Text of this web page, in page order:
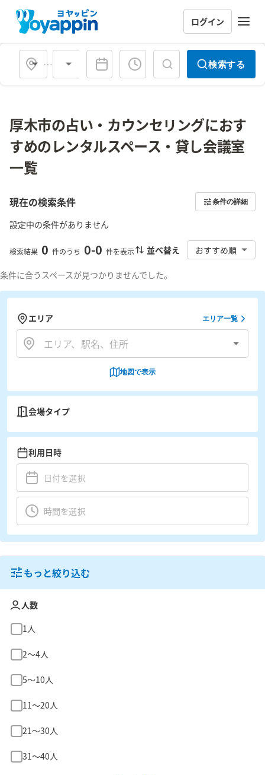
ログイン
会場タイプ 検索する
厚木市の占い・カウンセリングにおす
すめのレンタルスペース・貸し会議室
一覧
現在の検索条件 条件の詳細
設定中の条件がありません
検索結果 0 件のうち 0-0 件を表示 並べ替え おすすめ順
条件に合うスペースが見つかりませんでした。
エリア エリア一覧
地図で表示
会場タイプ
利用日時
もっと絞り込む
人数
1人
2〜4人
5〜10人
11〜20人
21〜30人
31〜40人